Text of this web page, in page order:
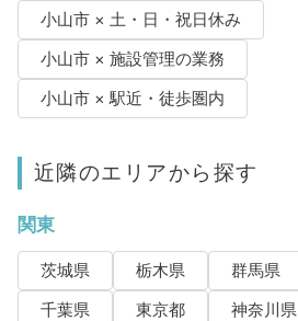
小山市 × 土・日・祝日休み
小山市 × 施設管理の業務
小山市 × 駅近・徒歩圏内
近隣のエリアから探す
関東
茨城県 栃木県 群馬県
千葉県
東京都 神奈川県